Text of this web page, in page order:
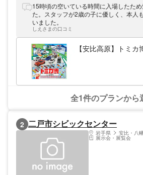
ります。是非お越
15時頃の空いている時間に入場したた
た。スタッフが2歳の子に優しく、本人
いました。
しえさまの口コミ
【安比高原】トミ
全1件のプランから
2 二戸市シビックセンター
岩手県 安比・八
展示会・展覧会